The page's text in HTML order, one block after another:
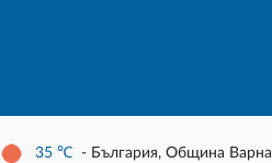
35 ℃ - България, Община Варна